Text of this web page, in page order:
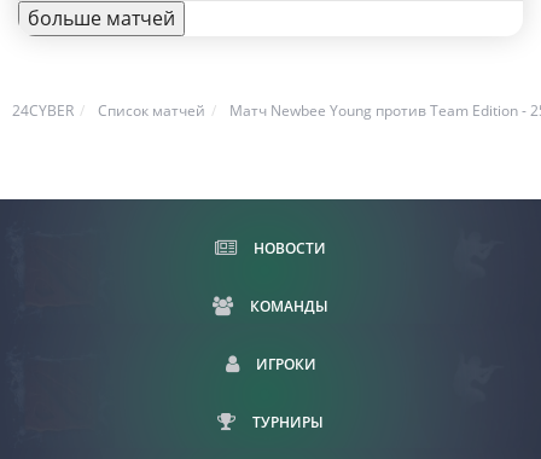
больше матчей
24CYBER Список матчей Матч Newbee Young против Team Edition -
НОВОСТИ
КОМАНДЫ
ИГРОКИ
ТУРНИРЫ